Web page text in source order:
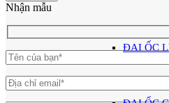
ĐAI ỐC
Nhận mẫu